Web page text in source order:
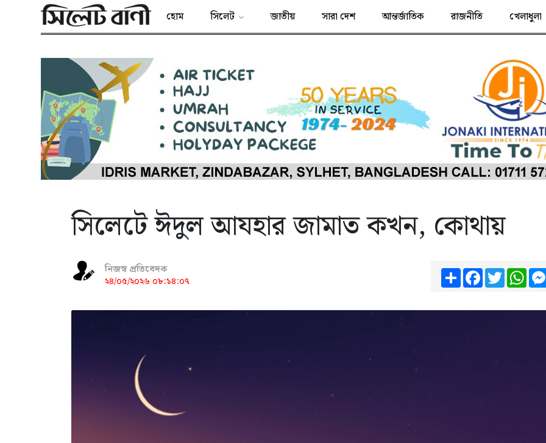
হোম সিলেট জাতীয় সারা দেশ আন্তর্জাতিক রাজনীতি খেলাধুলা
সিলেটে ঈদুল আযহার জামাত কখন, কোথায়
নিজস্ব প্রতিবেদক
২৪/০৫/২০২৬ ০৮:১৪:০৭
ShareFacebook
Twitter